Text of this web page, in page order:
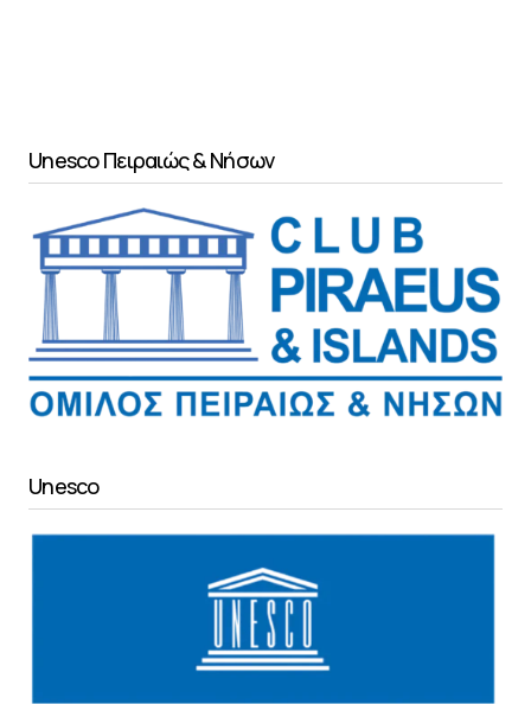
Unesco Πειραιώς & Νήσων
Unesco